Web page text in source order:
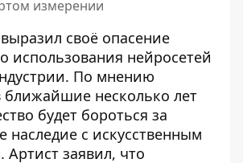
измерении
своё опасение
использования нейросетей
По мнению
ближайшие несколько лет
будет бороться за
наследие с искусственным
. Артист заявил, что